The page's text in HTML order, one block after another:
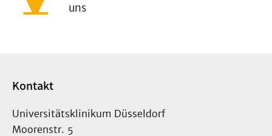
uns
Kontakt
Universitätsklinikum Düsseldorf
Moorenstr. 5